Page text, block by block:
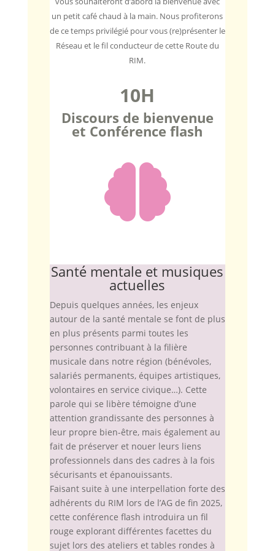
un petit café chaud à la main. Nous profiterons
de ce temps privilégié pour vous (re)présenter le
Réseau et le fil conducteur de cette Route du
RIM.
10H
Discours de bienvenue
et Conférence flash

Santé mentale et musiques
actuelles
Depuis quelques années, les enjeux
autour de la santé mentale se font de plus
en plus présents parmi toutes les
personnes contribuant à la filière
musicale dans notre région (bénévoles,
salariés permanents, équipes artistiques,
volontaires en service civique…). Cette
parole qui se libère témoigne d’une
attention grandissante des personnes à
leur propre bien-être, mais également au
fait de préserver et nouer leurs liens
professionnels dans des cadres à la fois
sécurisants et épanouissants.
Faisant suite à une interpellation forte des
adhérents du RIM lors de l’AG de fin 2025,
cette conférence flash introduira un fil
rouge explorant différentes facettes du
sujet lors des ateliers et tables rondes à